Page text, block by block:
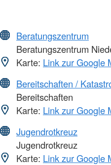
Beratungszentrum
Beratungszentrum
Karte: Link zur Google
Bereitschaften /
Bereitschaften
Karte: Link zur Google
Jugendrotkreuz
Jugendrotkreuz
Karte: Link zur Google